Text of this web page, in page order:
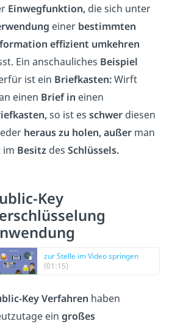
Einwegfunktion, die sich unter
einer bestimmten
effizient umkehren
Ein anschauliches Beispiel
ist ein Briefkasten:Wirft
einen Brief in einen
so ist esschwer diesen
heraus zu holen, außer man
im Besitz desSchlüssels.
Key
zur Stelle im Video springen
(01:15)
Key Verfahren haben
eingroßes